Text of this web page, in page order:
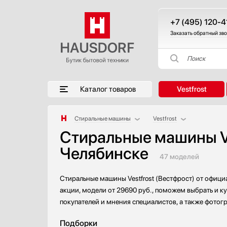
+7 (495) 120-
Заказать обратный
Поиск
Каталог товаров Vestfrost
Стиральные машины
Аксессуары
Аксессуары и принадлежности
Акустические системы
Беспроводные акустические системы
Вакуумные упаковщики
Vestfrost
AEG
Bosch
Стиральные машины
Челябинске
47 моделей
Стиральные машины Vestfrost (Вестфрост) от
акции, модели от 29690 руб., поможем выбрать и
покупателей и мнения специалистов, а также
Подборки